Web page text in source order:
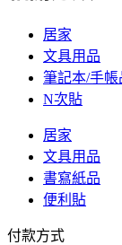
居家
文具用品
筆記本/手帳
N次貼
居家
文具用品
書寫紙品
便利貼
付款方式